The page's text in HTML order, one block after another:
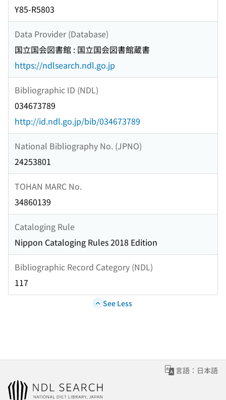
Y85-R5803
Data Provider (Database)
国立国会図書館 : 国立国会図書館蔵書
https://ndlsearch.ndl.go.jp
Bibliographic ID (NDL)
034673789
http://id.ndl.go.jp/bib/034673789
National Bibliography No. (JPNO)
24253801
TOHAN MARC No.
34860139
Cataloging Rule
Nippon Cataloging Rules 2018 Edition
Bibliographic Record Category (NDL)
117
See Less
言語：日本語